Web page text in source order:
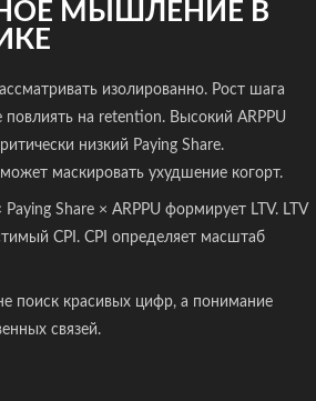
МЫШЛЕНИЕ В
изолированно. Рост шага
на retention. Высокий ARPPU
низкий Paying Share.
маскировать ухудшение когорт.
Share × ARPPU формирует LTV. LTV
CPI. CPI определяет масштаб
поиск красивых цифр, а понимание
связей.